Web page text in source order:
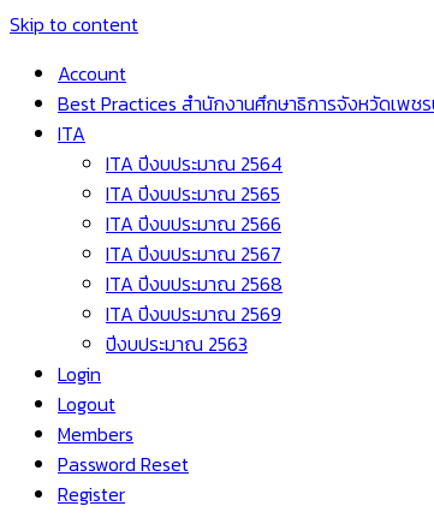
Skip to content
Account
Best Practices สำนักงานศึกษาธิการจังหวัดเพช
ITA
ITA ปีงบประมาณ 2564
ITA ปีงบประมาณ 2565
ITA ปีงบประมาณ 2566
ITA ปีงบประมาณ 2567
ITA ปีงบประมาณ 2568
ITA ปีงบประมาณ 2569
ปีงบประมาณ 2563
Login
Logout
Members
Password Reset
Register